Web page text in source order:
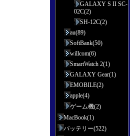
GALAXY S II SC-
02C(2)
SH-12C(2)
au(89)
SoftBank(50)
willcom(6)
SmartWatch 2(1)
GALAXY Gear(1)
EMOBILE(2)
apple(4)
ゲーム機(2)
MacBook(1)
バッテリー(522)